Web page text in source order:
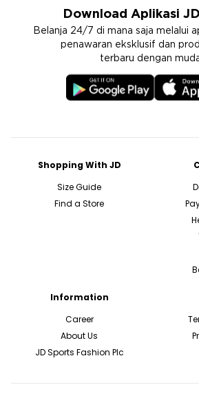
Download Aplikasi
Belanja 24/7 di mana saja melalui
penawaran eksklusif dan
terbaru dengan
Shopping With JD
Size Guide
Find a Store
Information
Career
About Us
JD Sports Fashion Plc